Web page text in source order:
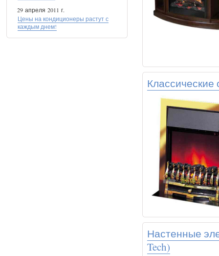
29 апреля 2011 г.
Цены на кондиционеры растут с
каждым днем!
Классические
Настенные
Tech)